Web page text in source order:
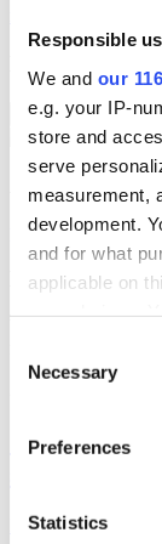
Responsible
We and our
e.g. your IP-
store and
serve
measurement,
development.
and for what
applicable on
the Privacy
Find out more
and set your
We use
Selection
Necessary
Preferences
Statistics
politikStor
Liknande
2026-08-04, 15:11
Över
Fler än hälften